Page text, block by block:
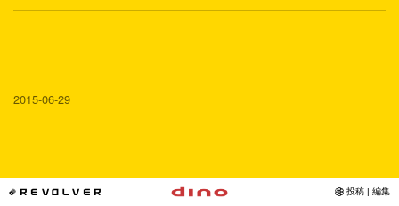
2015-06-29
*REVOLVER 投稿 | 編集